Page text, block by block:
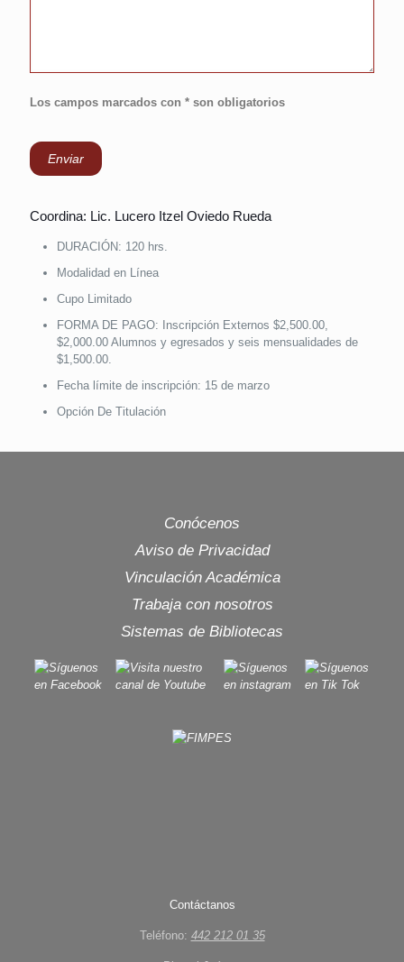
Los campos marcados con * son obligatorios
Coordina: Lic. Lucero Itzel Oviedo Rueda
DURACIÓN: 120 hrs.
Modalidad en Línea
Cupo Limitado
FORMA DE PAGO: Inscripción Externos $2,500.00,
$2,000.00 Alumnos y egresados y seis mensualidades de
$1,500.00.
Fecha límite de inscripción: 15 de marzo
Opción De Titulación
Conócenos
Aviso de Privacidad
Vinculación Académica
Trabaja con nosotros
Sistemas de Bibliotecas
Contáctanos
Teléfono: 442 212 01 35